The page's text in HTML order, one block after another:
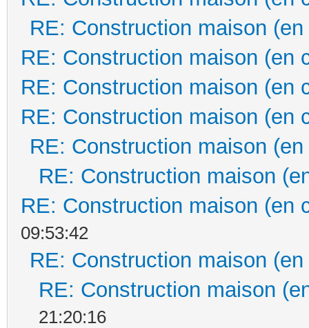
RE: Construction maison
RE: Construction maison (en
RE: Construction maison (en
RE: Construction maison (en
RE: Construction maison
RE: Construction maison
RE: Construction maison (en
09:53:42
RE: Construction maison
RE: Construction maison
21:20:16